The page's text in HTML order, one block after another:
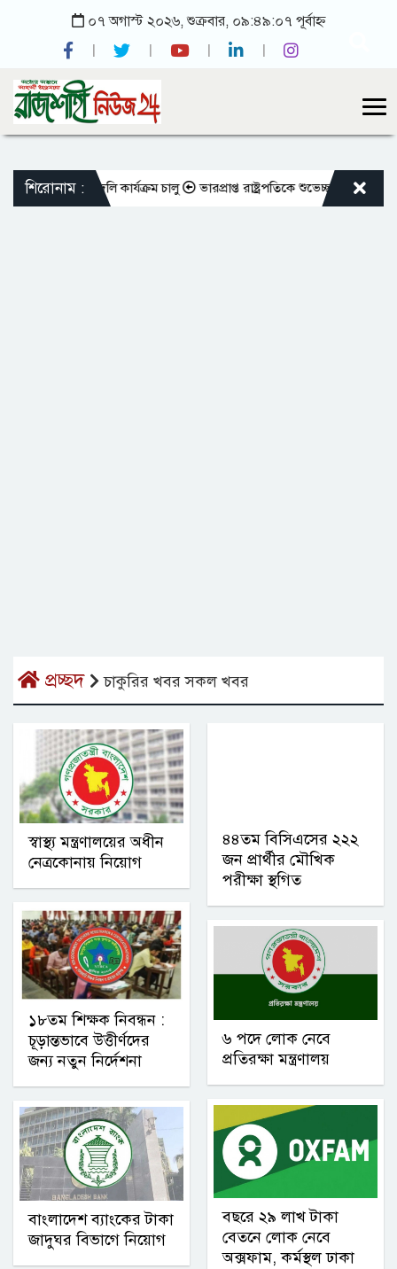
০৭ অগাস্ট ২০২৬, শুক্রবার, ০৯:৪৯:০৭ পূর্বাহ্ন
শিরোনাম :বদলি কার্যক্রম চালু ভারপ্রাপ্ত রাষ্ট্রপতিকে শুভেচ্ছা জানালেন
প্রচ্ছদ চাকুরির খবর সকল খবর
স্বাস্থ্য মন্ত্রণালয়ের অধীন
নেত্রকোনায় নিয়োগ
১৮তম শিক্ষক নিবন্ধন :
চূড়ান্তভাবে উত্তীর্ণদের
জন্য নতুন নির্দেশনা
বাংলাদেশ ব্যাংকের টাকা
জাদুঘর বিভাগে নিয়োগ
৪৪তম বিসিএসের ২২২
জন প্রার্থীর মৌখিক
পরীক্ষা স্থগিত
৬ পদে লোক নেবে
প্রতিরক্ষা মন্ত্রণালয়
বছরে ২৯ লাখ টাকা
বেতনে লোক নেবে
অক্সফাম, কর্মস্থল ঢাকা